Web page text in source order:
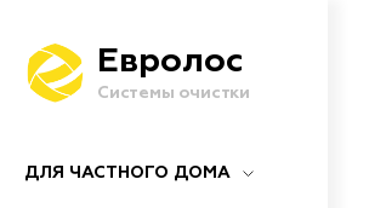
Евролос
Системы очистки
ДЛЯ ЧАСТНОГО ДОМА